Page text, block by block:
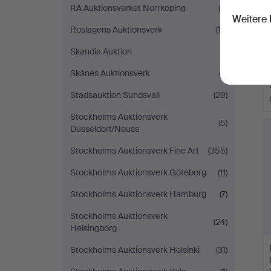
RA Auktionsverket Norrköping
(8)
Roslagens Auktionsverk
(12)
Skandia Auktion
Skånes Auktionsverk
(2)
Stadsauktion Sundsvall
(29)
Stockholms Auktionsverk
Düsseldorf/Neuss
(5)
Stockholms Auktionsverk Fine Art
(355)
Stockholms Auktionsverk Göteborg
(11)
Stockholms Auktionsverk Hamburg
(7)
Stockholms Auktionsverk
Helsingborg
(24)
Stockholms Auktionsverk Helsinki
(31)
Weitere